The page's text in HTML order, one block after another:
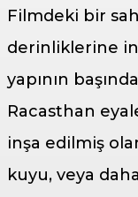
Filmdeki bir
derinliklerine
yapının
Racasthan
inşa edilmiş
kuyu, veya